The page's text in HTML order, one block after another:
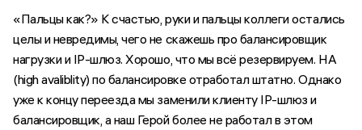
«Пальцы как?» К счастью, руки и пальцы коллеги остались
целы и невредимы, чего не скажешь про балансировщик
нагрузки и IP-шлюз. Хорошо, что мы всё резервируем. HA
(high avaliblity) по балансировке отработал штатно. Однако
уже к концу переезда мы заменили клиенту IP-шлюз и
балансировщик, а наш Герой более не работал в этом